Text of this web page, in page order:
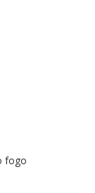
fogo